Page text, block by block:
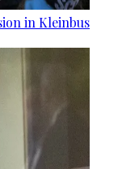
in Kleinbus